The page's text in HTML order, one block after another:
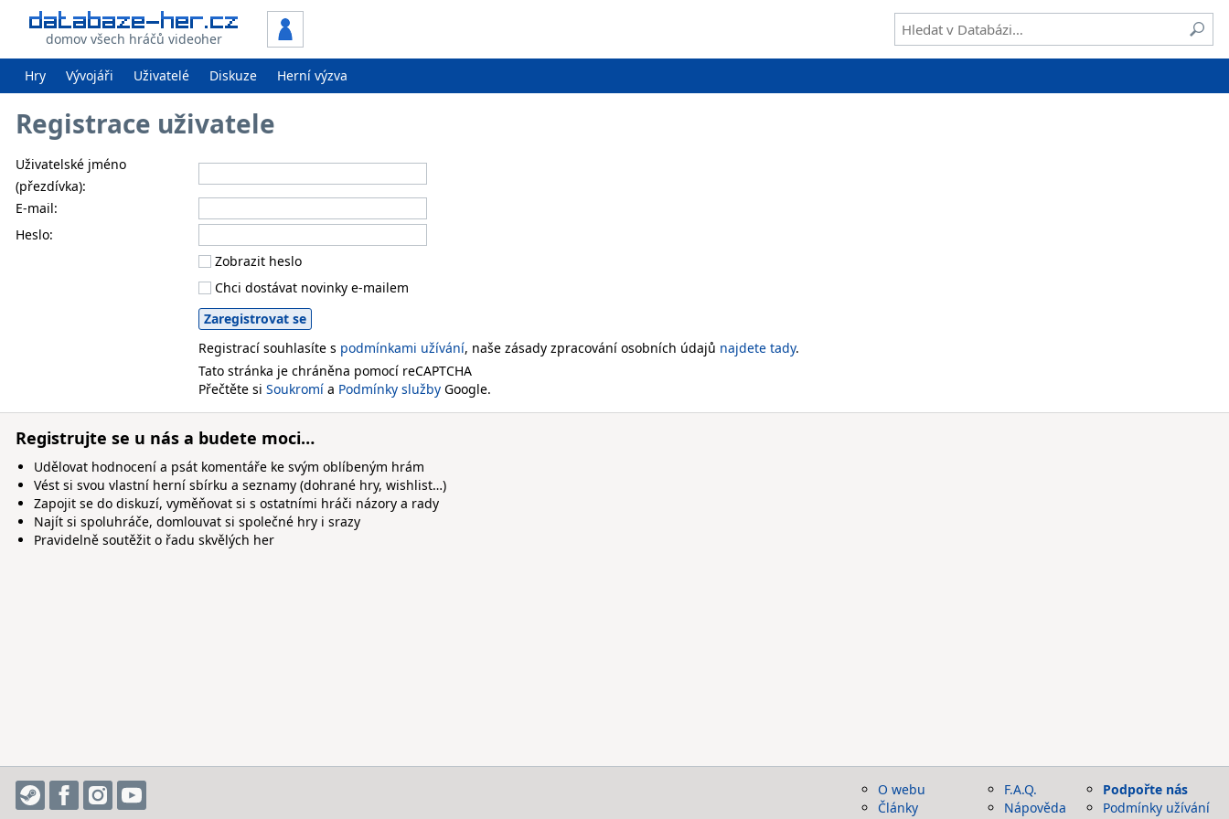
domov všech hráčů videoher
Hry Vývojáři Uživatelé Diskuze Herní výzva
Registrace uživatele
Uživatelské jméno
(přezdívka):
E-mail:
Heslo:
Zobrazit heslo
Chci dostávat novinky e-mailem
Registrací souhlasíte s podmínkami užívání, naše zásady zpracování osobních údajů najdete tady.
Tato stránka je chráněna pomocí reCAPTCHA
Přečtěte si Soukromí a Podmínky služby Google.
Registrujte se u nás a budete moci…
Udělovat hodnocení a psát komentáře ke svým oblíbeným hrám
Vést si svou vlastní herní sbírku a seznamy (dohrané hry, wishlist…)
Zapojit se do diskuzí, vyměňovat si s ostatními hráči názory a rady
Najít si spoluhráče, domlouvat si společné hry i srazy
Pravidelně soutěžit o řadu skvělých her
O webu
Články
F.A.Q.
Nápověda
Podpořte nás
Podmínky užívání